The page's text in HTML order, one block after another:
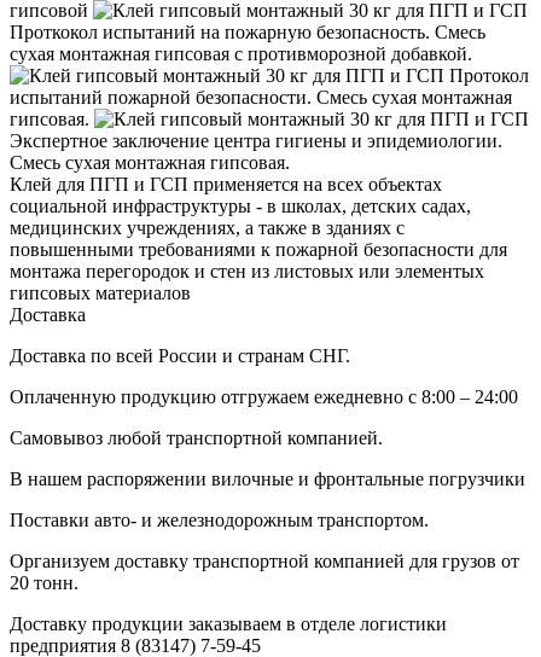
гипсовой
Проткокол испытаний на пожарную безопасность. Смесь
сухая монтажная гипсовая с противморозной добавкой.
Протокол
испытаний пожарной безопасности. Смесь сухая монтажная
гипсовая.
Экспертное заключение центра гигиены и эпидемиологии.
Смесь сухая монтажная гипсовая.
Клей для ПГП и ГСП применяется на всех объектах
социальной инфраструктуры - в школах, детских садах,
медицинских учреждениях, а также в зданиях с
повышенными требованиями к пожарной безопасности для
монтажа перегородок и стен из листовых или элементых
гипсовых материалов
Доставка
Доставка по всей России и странам СНГ.
Оплаченную продукцию отгружаем ежедневно с 8:00 – 24:00
Самовывоз любой транспортной компанией.
В нашем распоряжении вилочные и фронтальные погрузчики
Поставки авто- и железнодорожным транспортом.
Организуем доставку транспортной компанией для грузов от
20 тонн.
Доставку продукции заказываем в отделе логистики
предприятия 8 (83147) 7-59-45